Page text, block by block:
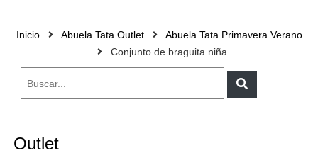
Inicio Abuela Tata Outlet
Abuela Tata Primavera Verano
Conjunto de braguita niña
Outlet